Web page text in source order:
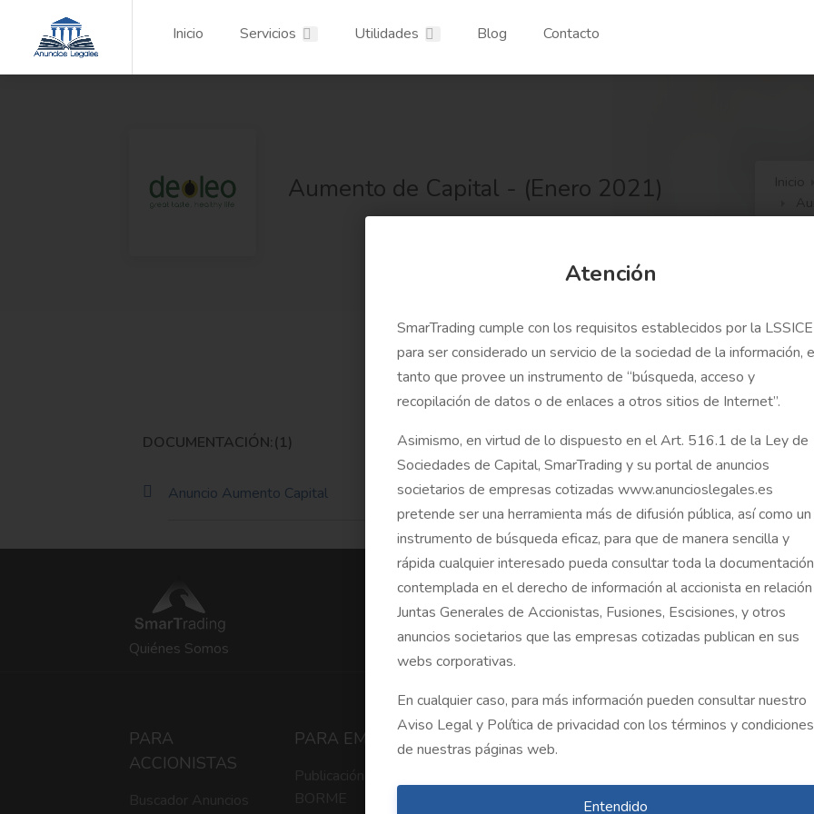
Atención
SmarTrading cumple con los requisitos establecidos por la LSSICE
para ser considerado un servicio de la sociedad de la información,
tanto que provee un instrumento de “búsqueda, acceso y
recopilación de datos o de enlaces a otros sitios de Internet”.
Asimismo, en virtud de lo dispuesto en el Art. 516.1 de la Ley de
Sociedades de Capital, SmarTrading y su portal de anuncios
societarios de empresas cotizadas www.anuncioslegales.es
pretende ser una herramienta más de difusión pública, así como un
instrumento de búsqueda eficaz, para que de manera sencilla y
rápida cualquier interesado pueda consultar toda la documentación
contemplada en el derecho de información al accionista en
Juntas Generales de Accionistas, Fusiones, Escisiones, y otros
anuncios societarios que las empresas cotizadas publican en sus
webs corporativas.
En cualquier caso, para más información pueden consultar nuestro
Aviso Legal y Política de privacidad con los términos y condiciones
de nuestras páginas web.
Entendido
Inicio Servicios Utilidades Blog Contacto
Aumento de Capital - (Enero 2021)
DOCUMENTACIÓN:(1)
Anuncio Aumento Capital
Quiénes Somos
PARA
ACCIONISTAS
PARA EMPRESAS Links útiles
Registro